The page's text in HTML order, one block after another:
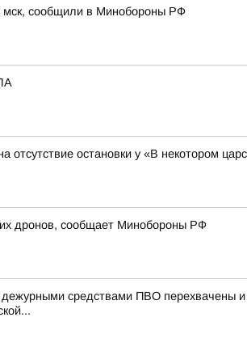
мск, сообщили в Минобороны РФ
остановки у «В некотором
дронов, сообщает Минобороны РФ
средствами ПВО перехвачены